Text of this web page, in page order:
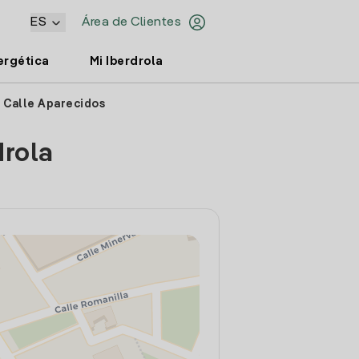
Área de Clientes
ES
Mi Iberdrola
Calle Aparecidos